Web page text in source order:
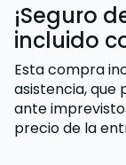
¡Seguro
incluido
Esta compra
asistencia,
ante
precio de la